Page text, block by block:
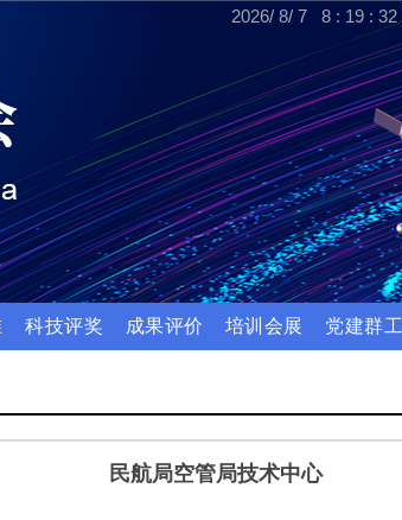
2026/ 8/ 7 8 : 19 : 32
科技评奖 成果评价 培训会展 党建群工
民航局空管局技术中心